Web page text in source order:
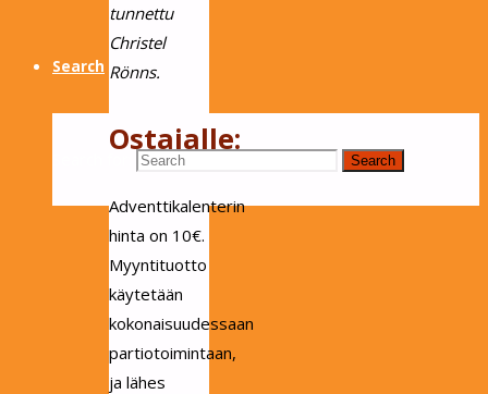
Search
Search
tunnettu
Christel
Rönns.
Ostajalle:
Adventtikalenterin
hinta on 10€.
Myyntituotto
käytetään
kokonaisuudessaan
partiotoimintaan,
ja lähes